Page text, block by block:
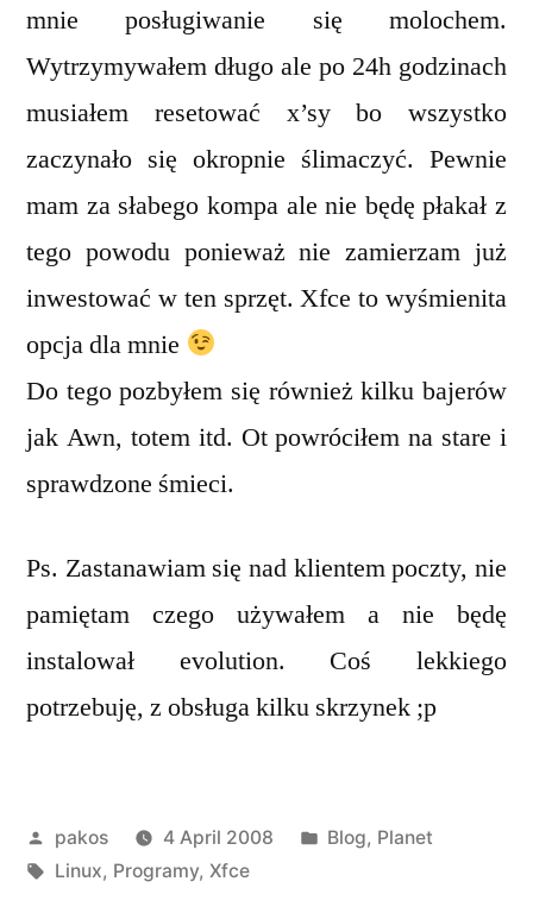
mnie posługiwanie się molochem.
Wytrzymywałem długo ale po 24h godzinach
musiałem resetować x’sy bo wszystko
zaczynało się okropnie ślimaczyć. Pewnie
mam za słabego kompa ale nie będę płakał z
tego powodu ponieważ nie zamierzam już
inwestować w ten sprzęt. Xfce to wyśmienita
opcja dla mnie
Do tego pozbyłem się również kilku bajerów
jak Awn, totem itd. Ot powróciłem na stare i
sprawdzone śmieci.
Ps. Zastanawiam się nad klientem poczty, nie
pamiętam czego używałem a nie będę
instalował evolution. Coś lekkiego
potrzebuję, z obsługa kilku skrzynek ;p
Posted
by
pakos 4 April 2008
Posted
Blog, Planet
Tags:
Linux, Programy, Xfce